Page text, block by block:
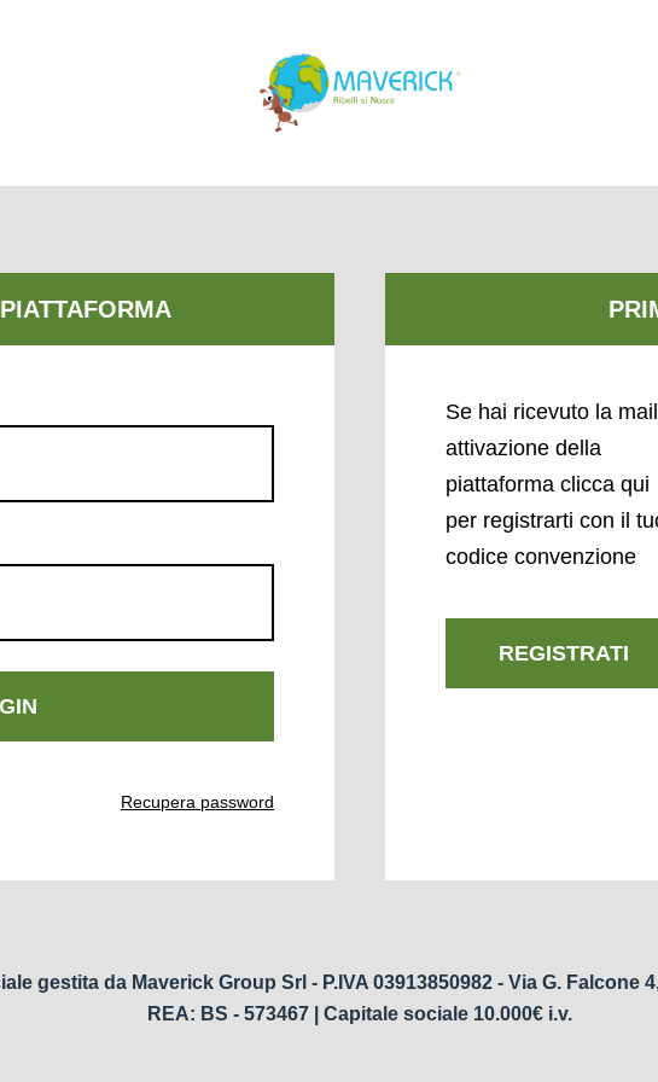
Recupera password
Se hai ricevuto la
attivazione della
piattaforma clicca qui
per registrarti con il
codice convenzione
REGISTRATI
gestita da Maverick Group Srl - P.IVA 03913850982 - Via G. Falcone
REA: BS - 573467 | Capitale sociale 10.000€ i.v.